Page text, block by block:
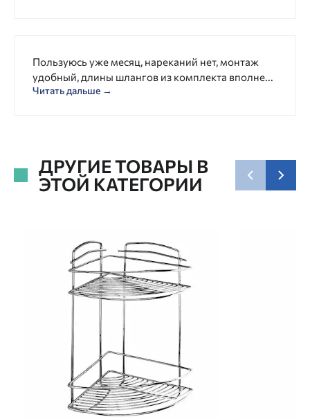
Пользуюсь уже месяц, нареканий нет, монтаж
удобный, длины шлангов из комплекта вполне...
Читать дальше →
ДРУГИЕ ТОВАРЫ В
ЭТОЙ КАТЕГОРИИ